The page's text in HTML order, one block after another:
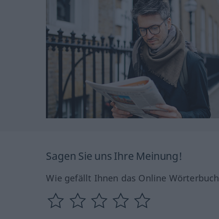
Sagen Sie uns Ihre Meinung!
Wie gefällt Ihnen das Online